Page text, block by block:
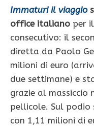
Immaturi il viaggio
office italiano per
consecutivo: il
diretta da Paolo
milioni di euro
due settimane) e
grazie al massiccio
pellicole. Sul podio
con 1,11 milioni di